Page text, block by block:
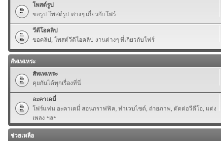
โพสต์รูป
ขอรูป โพสต์รูป ต่างๆ เกี่ยวกับโฟร์
วีดีโอคลิป
ขอคลิป, โพสต์วีดีโอคลิป งานต่างๆ ที่เกี่ยวกับโฟร์
สัพเพเหระ
สัพเพเหระ
คุยกันได้ทุกเรื่องที่นี่
อะคาเดมี่
โฟร์แฟน อะคาเดมี่ สอนกราฟฟิค, ทำเวบไซต์, ถ่ายภาพ, ตัดต่อวีดีโอ, แต่ง
เพลง ฯลฯ
ช่วยเหลือ